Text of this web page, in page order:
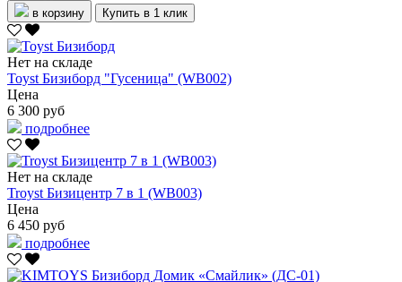
в корзину Купить в 1 клик
Нет на складе
Toyst Бизиборд "Гусеница" (WB002)
Цена
6 300 руб
подробнее
Нет на складе
Troyst Бизицентр 7 в 1 (WB003)
Цена
6 450 руб
подробнее